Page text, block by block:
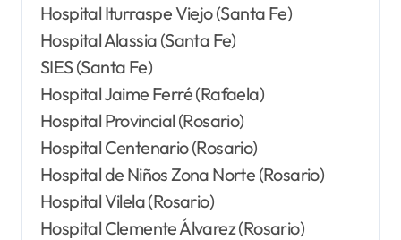
Hospital Iturraspe Viejo (Santa Fe)
Hospital Alassia (Santa Fe)
SIES (Santa Fe)
Hospital Jaime Ferré (Rafaela)
Hospital Provincial (Rosario)
Hospital Centenario (Rosario)
Hospital de Niños Zona Norte (Rosario)
Hospital Vilela (Rosario)
Hospital Clemente Álvarez (Rosario)